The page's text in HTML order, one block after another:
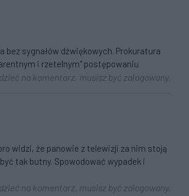
bez sygnałów dźwiękowych. Prokuratura
i rzetelnym" postępowaniu
na komentarz, musisz być zalogowany.
widzi, że panowie z telewizji za nim stoją
tak butny. Spowodować wypadek i
na komentarz, musisz być zalogowany.